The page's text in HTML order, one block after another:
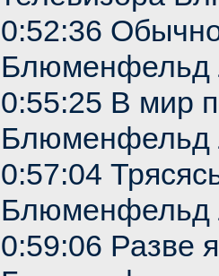
0:52:36
Блюменфельд
0:55:25 В мир
Блюменфельд
0:57:04
Блюменфельд
0:59:06 Разве